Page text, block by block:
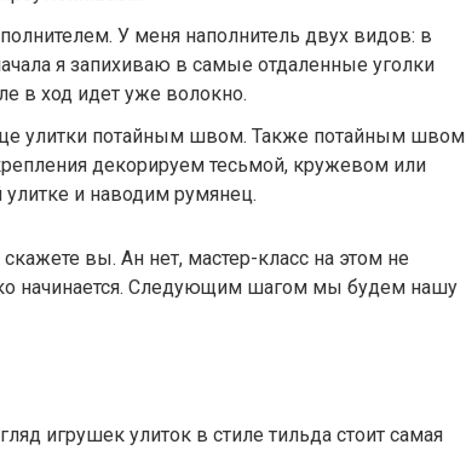
У меня наполнитель двух видов: в
я запихиваю в самые отдаленные уголки
в ход идет уже волокно.
улитки потайным швом. Также потайным швом
декорируем тесьмой, кружевом или
и наводим румянец.
вы. Ан нет, мастер-класс на этом не
начинается. Следующим шагом мы будем нашу
игрушек улиток в стиле тильда стоит самая